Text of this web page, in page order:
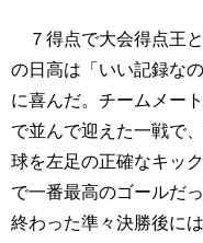
７得点で大会得点王
の日高は「いい記録な
に喜んだ。チームメー
で並んで迎えた一戦で
球を左足の正確なキッ
で一番最高のゴールだ
終わった準々決勝後に